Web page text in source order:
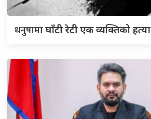
धनुषामाघाँटी रेटी एक व्यक्तिको हत्या